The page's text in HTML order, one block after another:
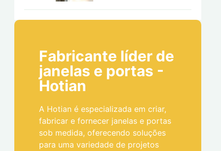
Fabricante líder de
janelas e portas -
Hotian
A Hotian é especializada em criar,
fabricar e fornecer janelas e portas
sob medida, oferecendo soluções
para uma variedade de projetos